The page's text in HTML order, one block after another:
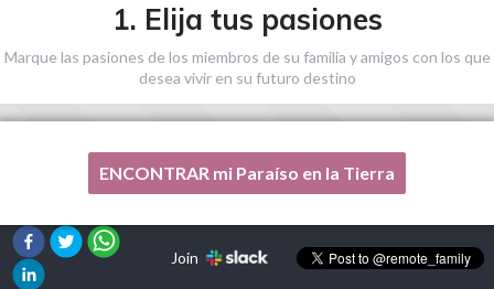
1. Elija tus pasiones
Marque las pasiones de los miembros de su familia y amigos con los que
desea vivir en su futuro destino
Una de mis pasiones no está en esta lista, por favor,
ENCONTRAR mi Paraíso en la Tierra
Join